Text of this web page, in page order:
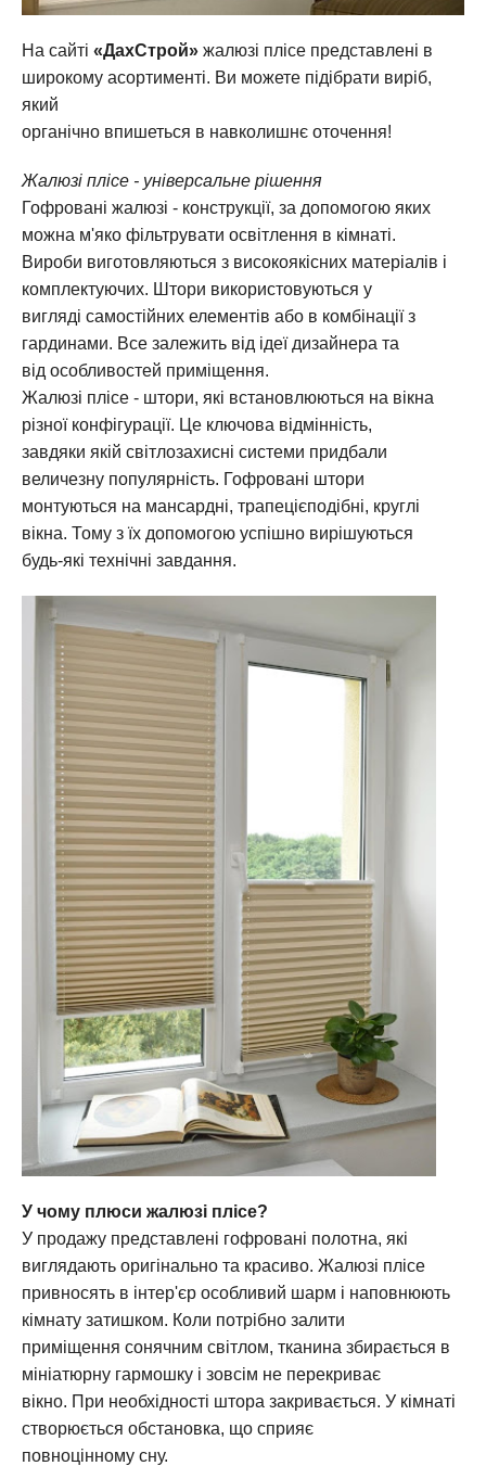
На сайті «ДахСтрой» жалюзі плісе представлені в
широкому асортименті. Ви можете підібрати виріб,
який
органічно впишеться в навколишнє оточення!
Жалюзі плісе - універсальне рішення
Гофровані жалюзі - конструкції, за допомогою яких
можна м'яко фільтрувати освітлення в кімнаті.
Вироби виготовляються з високоякісних матеріалів і
комплектуючих. Штори використовуються у
вигляді самостійних елементів або в комбінації з
гардинами. Все залежить від ідеї дизайнера та
від особливостей приміщення.
Жалюзі плісе - штори, які встановлюються на вікна
різної конфігурації. Це ключова відмінність,
завдяки якій світлозахисні системи придбали
величезну популярність. Гофровані штори
монтуються на мансардні, трапецієподібні, круглі
вікна. Тому з їх допомогою успішно вирішуються
будь-які технічні завдання.
У чому плюси жалюзі плісе?
У продажу представлені гофровані полотна, які
виглядають оригінально та красиво. Жалюзі плісе
привносять в інтер'єр особливий шарм і наповнюють
кімнату затишком. Коли потрібно залити
приміщення сонячним світлом, тканина збирається в
мініатюрну гармошку і зовсім не перекриває
вікно. При необхідності штора закривається. У кімнаті
створюється обстановка, що сприяє
повноцінному сну.